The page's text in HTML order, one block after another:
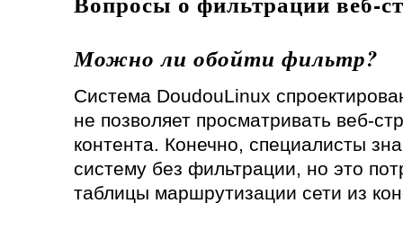
Можно ли обойти фильтр?
Система DoudouLinux
не позволяет просматривать веб-
контента. Конечно, специалисты
систему без фильтрации, но это
таблицы маршрутизации сети из